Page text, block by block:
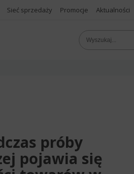
Sieć sprzedaży Promocje Aktualności
próby
pojawia się